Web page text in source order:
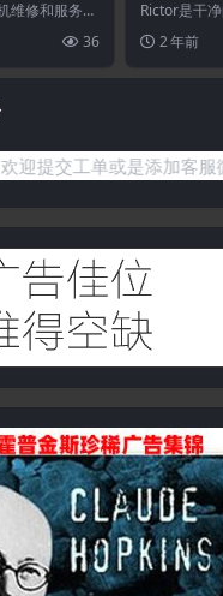
模板套
维修和服务网
36
一页多用
Rictor是干
于多种用途...
2 年前
工单或是添加客服微信